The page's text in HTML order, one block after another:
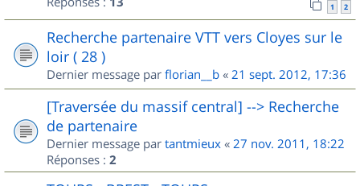
1 2
Recherche partenaire VTT vers Cloyes sur le
loir ( 28 )
Dernier message par florian__b « 21 sept. 2012, 17:36
[Traversée du massif central] --> Recherche
de partenaire
Dernier message par tantmieux « 27 nov. 2011, 18:22
Réponses : 2